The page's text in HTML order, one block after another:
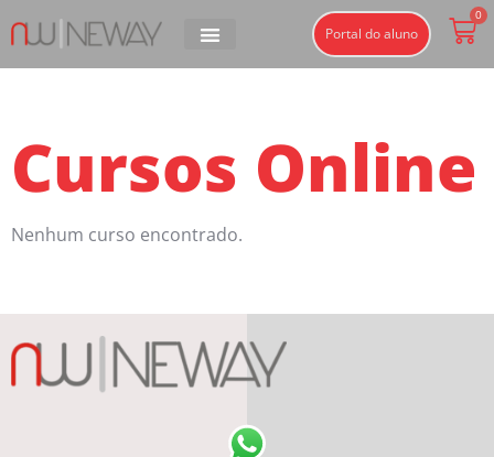
Portal do aluno
0
Cursos Online
Nenhum curso encontrado.